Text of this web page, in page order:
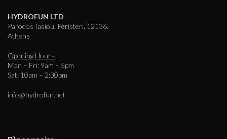
HYDROFUN LTD
Parodos Iasiou, Peristeri, 12136,
Athens
Opening Hours
Mon – Fri: 9am – 5pm
Sat: 10am – 2:30pm
info@hydrofun.net